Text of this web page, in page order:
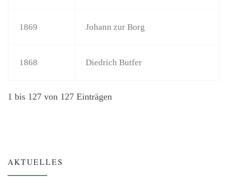
1869 Johann zur Borg
1868 Diedrich Butfer
1 bis 127 von 127 Einträgen
AKTUELLES